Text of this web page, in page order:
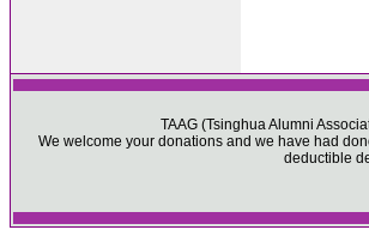
TAAG (Tsinghua Alumni
We welcome your donations and we have had
deductible